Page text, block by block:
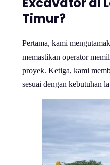
Timur?
Pertama, kami
memastikan operator
proyek. Ketiga, kami
sesuai dengan kebutuhan